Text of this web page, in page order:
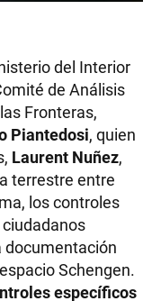
del Interior
de Análisis
Fronteras,
Piantedosi, quien
Laurent Nuñez,
terrestre entre
los controles
Schengen.
específicos